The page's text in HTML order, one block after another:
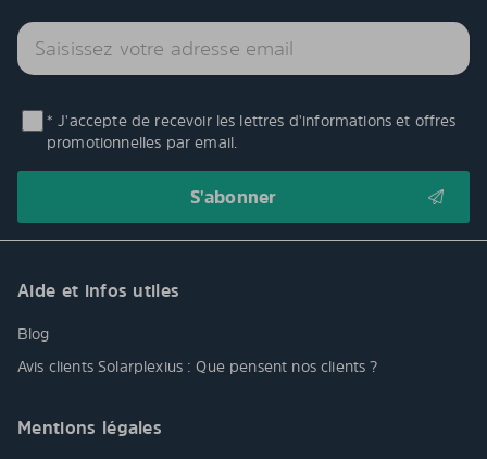
* J'accepte de recevoir les lettres d'informations et offres
promotionnelles par email.
Aide et infos utiles
Blog
Avis clients Solarplexius : Que pensent nos clients ?
Mentions légales